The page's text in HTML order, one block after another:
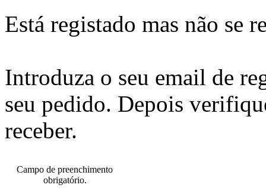
Está registado mas não se
Introduza o seu email de
seu pedido. Depois
receber.
Campo de preenchimento
obrigatório.